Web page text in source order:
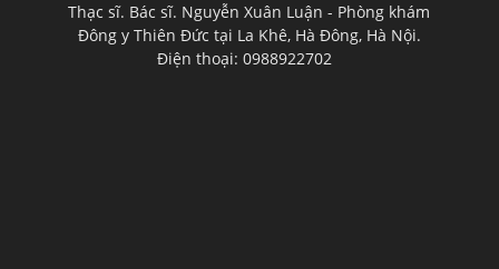
Thạc sĩ. Bác sĩ. Nguyễn Xuân Luận - Phòng khám
Đông y Thiên Đức tại La Khê, Hà Đông, Hà Nội.
Điện thoại: 0988922702